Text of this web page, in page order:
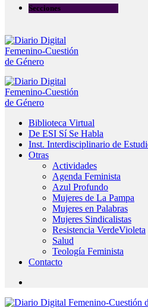
Secciones
Biblioteca Virtual
De ESI Sí Se Habla
Inst. Interdisciplinario de
Otras
Actividades
Agenda Feminista
Azul Profundo
Mujeres de La Pampa
Mujeres en Palabras
Mujeres Sindicalistas
Resistencia VerdeVioleta
Salud
Teología Feminista
Contacto